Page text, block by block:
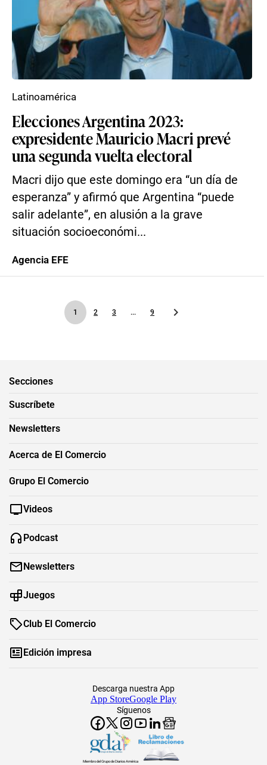
Elecciones Argentina 2023:
expresidente Mauricio Macri prevé
una segunda vuelta electoral
Macri dijo que este domingo era “un día de
esperanza” y afirmó que Argentina “puede
salir adelante”, en alusión a la grave
situación socioeconómi...
Latinoamérica
Agencia EFE
1 2 3 ... 9
Secciones
Suscríbete
Newsletters
Acerca de El Comercio
Grupo El Comercio
Videos
Podcast
Newsletters
Juegos
Club El Comercio
Edición impresa
Síguenos
Descarga nuestra App
App StoreGoogle Play
Miembro del Grupo de Diarios América